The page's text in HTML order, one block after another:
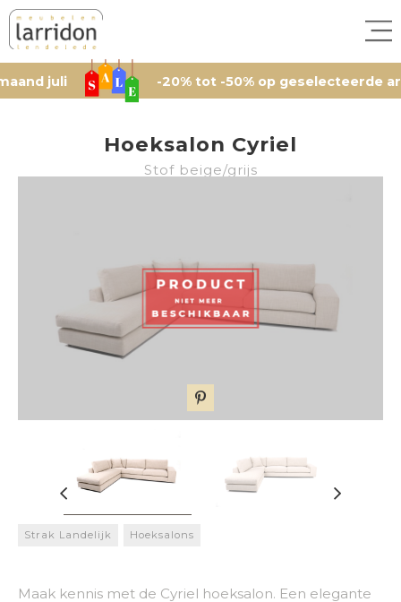
-20% tot -50% op geselecteerde
Hoeksalon Cyriel
Stof beige/grijs
Strak Landelijk Hoeksalons
Maak kennis met de Cyriel hoeksalon. Een elegante